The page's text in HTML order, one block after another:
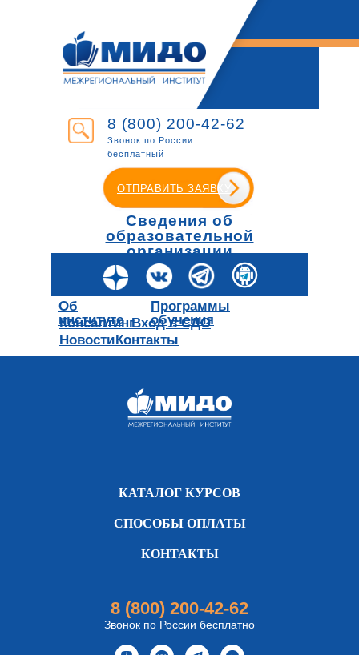
8 (800) 200-42-62
Звонок по России
бесплатный
ОТПРАВИТЬ ЗАЯВКУ
Сведения об
образовательной
организации
Об
институте
Программы
обучения
Консалтинг
Новости
Вход в СДО
Контакты
КАТАЛОГ КУРСОВ
СПОСОБЫ ОПЛАТЫ
КОНТАКТЫ
8 (800) 200-42-62
Звонок по России бесплатно